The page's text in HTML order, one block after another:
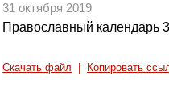
31 октября 2019
Православный календарь
Скачать файл Копировать